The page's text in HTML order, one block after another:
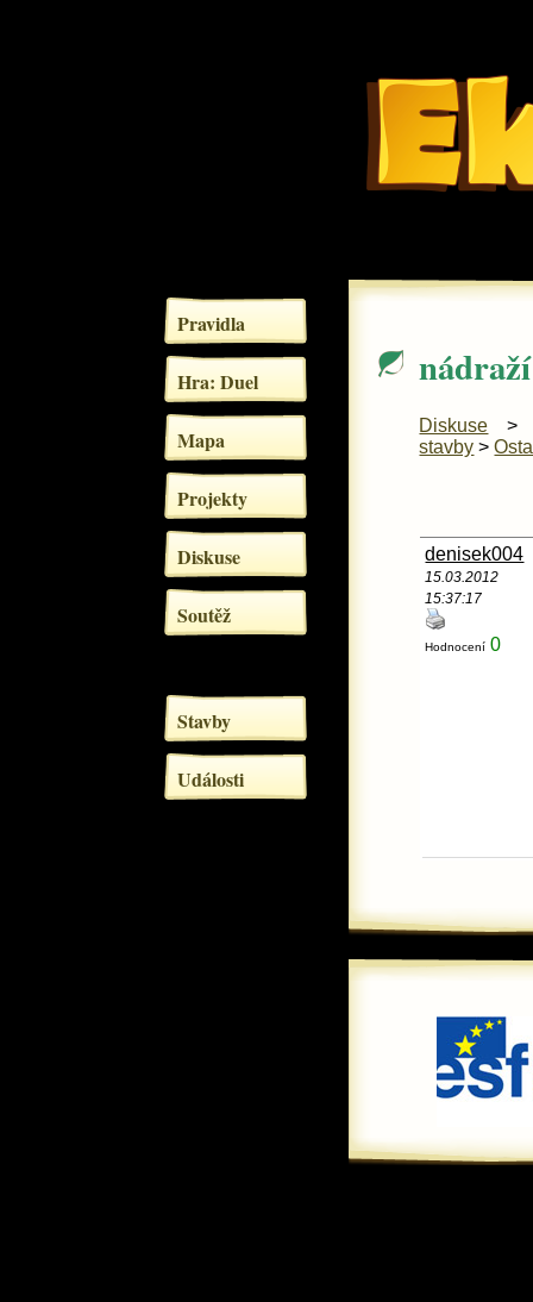
Pravidla
Hra: Duel
Mapa
Projekty
Diskuse
Soutěž
Stavby
Události
nádraží
Diskuse
stavby >
denisek004
15.03.2012
15:37:17
Hodnocení 0